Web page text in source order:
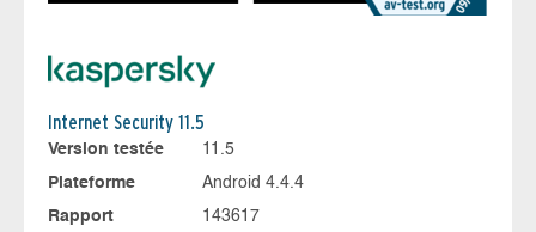
Internet Security 11.5
Version testée
11.5
Plateforme
Android 4.4.4
Rapport
143617